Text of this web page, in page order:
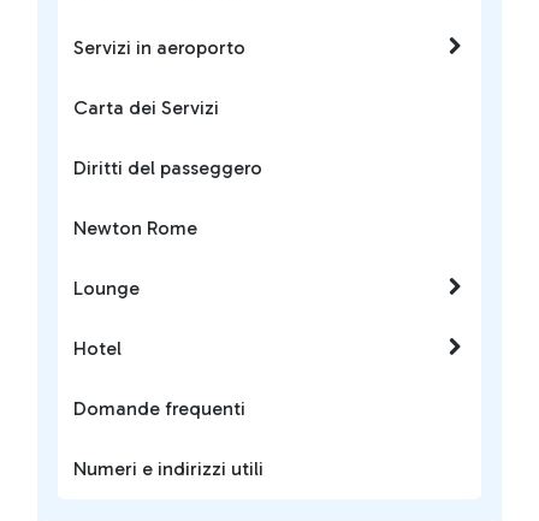
Servizi in aeroporto
Carta dei Servizi
Diritti del passeggero
Newton Rome
Lounge
Hotel
Domande frequenti
Numeri e indirizzi utili